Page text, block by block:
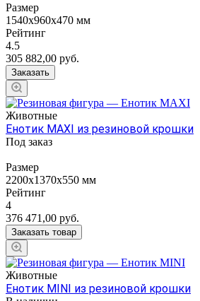
Размер
1540х960х470 мм
Рейтинг
4.5
305 882,00 руб.
Заказать
Животные
Енотик MAXI из резиновой крошки
Под заказ
Размер
2200х1370х550 мм
Рейтинг
4
376 471,00 руб.
Заказать товар
Животные
Енотик MINI из резиновой крошки